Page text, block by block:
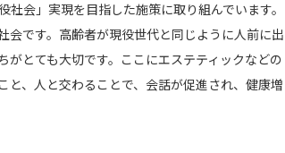
会」実現を目指した施策に取り組んでいます。
会です。高齢者が現役世代と同じように人前に出
とても大切です。ここにエステティックなどの
、人と交わることで、会話が促進され、健康増